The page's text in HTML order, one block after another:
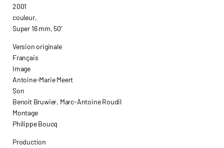
2001
couleur,
Super 16 mm, 50’
Version originale
Français
Image
Antoine-Marie Meert
Son
Benoît Bruwier, Marc-Antoine Roudil
Montage
Philippe Boucq
Production